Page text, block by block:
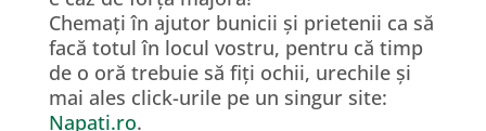
Chemați în ajutor bunicii și prietenii ca să
facă totul în locul vostru, pentru că timp
de o oră trebuie să fiți ochii, urechile și
mai ales click-urile pe un singur site:
Napati.ro.